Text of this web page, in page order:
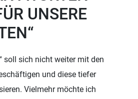
UNSERE
soll sich nicht weiter mit den
und diese tiefer
Vielmehr möchte ich